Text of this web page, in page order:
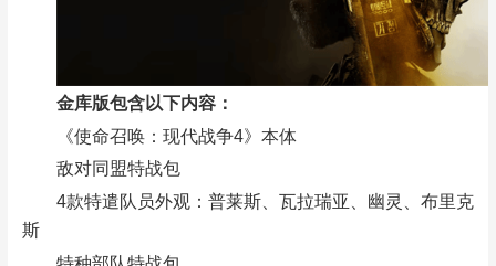
金库版包含以下内容：
《使命召唤：现代战争4》本体
敌对同盟特战包
4款特遣队员外观：普莱斯、瓦拉瑞亚、幽灵、布里克
斯